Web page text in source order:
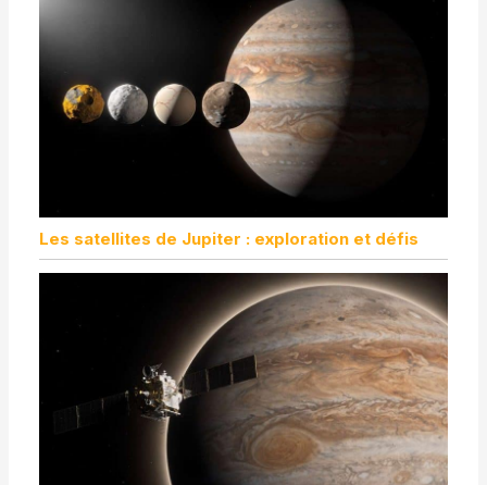
Les satellites de Jupiter : exploration et défis